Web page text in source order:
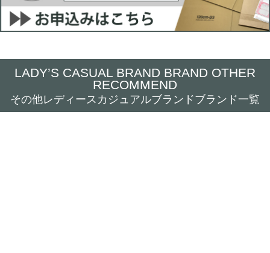
LADY’S CASUAL BRAND BRAND OTHER
RECOMMEND
その他レディースカジュアルブランドブランド一覧